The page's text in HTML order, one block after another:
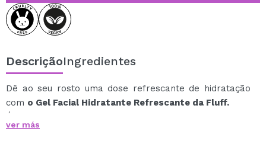
DescriçãoIngredientes
Dê ao seu rosto uma dose refrescante de hidratação
com o Gel Facial Hidratante Refrescante da Fluff.
É um coquetel frio que deixa a pele do rosto macia,
radiante e revitalizada.
ver más